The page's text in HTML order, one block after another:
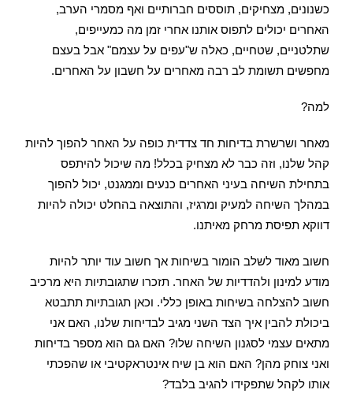
כשנונים, מצחיקים, תוססים חברותיים ואף מסמרי הערב,
האחרים יכולים לתפוס אותנו אחרי זמן מה כמעייפים,
שתלטניים, שטחיים, כאלה ש"עפים על עצמם" אבל בעצם
מחפשים תשומת לב רבה מאחרים על חשבון על האחרים.
למה?
מאחר ושרשרת בדיחות חד צדדית כופה על האחר להפוך להיות
קהל שלנו, וזה כבר לא מצחיק בכלל! מה שיכול להיתפס
בתחילת השיחה בעיני האחרים כנעים וממגנט, יכול להפוך
במהלך השיחה למעיק ומרגיז, והתוצאה בהחלט יכולה להיות
דווקא תפיסת מרחק מאיתנו.
חשוב מאוד לשלב הומור בשיחות אך חשוב עוד יותר להיות
מודע למינון ולהדדיות של האחר. תזכרו שתגובתיות היא מרכיב
חשוב להצלחה בשיחות באופן כללי. וכאן תגובתיות תתבטא
ביכולת להבין איך הצד השני מגיב לבדיחות שלנו, האם אני
מתאים עצמי לסגנון השיחה שלו? האם גם הוא מספר בדיחות
ואני צוחק מהן? האם הוא בן שיח אינטראקטיבי או שהפכתי
אותו לקהל שתפקידו להגיב בלבד?